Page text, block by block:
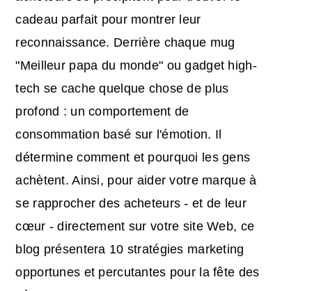
cadeau parfait pour montrer leur
reconnaissance. Derrière chaque mug
"Meilleur papa du monde" ou gadget high-
tech se cache quelque chose de plus
profond : un comportement de
consommation basé sur l'émotion. Il
détermine comment et pourquoi les gens
achètent. Ainsi, pour aider votre marque à
se rapprocher des acheteurs - et de leur
cœur - directement sur votre site Web, ce
blog présentera 10 stratégies marketing
opportunes et percutantes pour la fête des